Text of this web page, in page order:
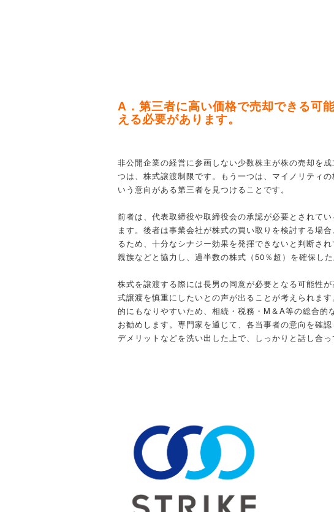
A．第三者に高い価格で売却できる可
える必要があります。
非公開企業の経営に参画しない少数株主が株の売却を
つは、株式譲渡制限です。もう一つは、マイノリティ
いう意向がある第三者を見つけることです。
前者は、代表取締役や取締役会の承認が必要とされて
ます。後者は事業会社が株式の買い取りを検討する場
るため、十分なシナジー効果を発揮できないと判断さ
親族などと協力し、過半数の株式（50％超）を確保し
株式を譲渡する際には長男の同意が必要となる可能性
式譲渡を慎重にしたいとの声が出ることが考えられま
的にもなりやすいため、相続・税務・M＆A等の総合
お勧めします。専門家を通じて、各当事者の意向を確
デメリットなどを洗い出した上で、しっかりと話し合っ